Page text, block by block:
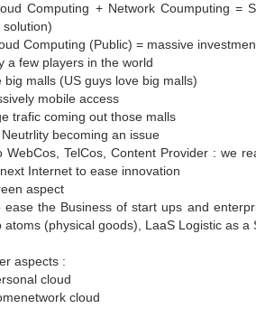
Computing + Network Coumputing =
solution)
Computing (Public) = massive
a few players in the world
big malls (US guys love big malls)
mobile access
trafic coming out those malls
Neutrlity becoming an issue
WebCos, TelCos, Content Provider : we
Internet to ease innovation
aspect
ease the Business of start ups and
atoms (physical goods), LaaS Logistic as a
aspects :
cloud
cloud